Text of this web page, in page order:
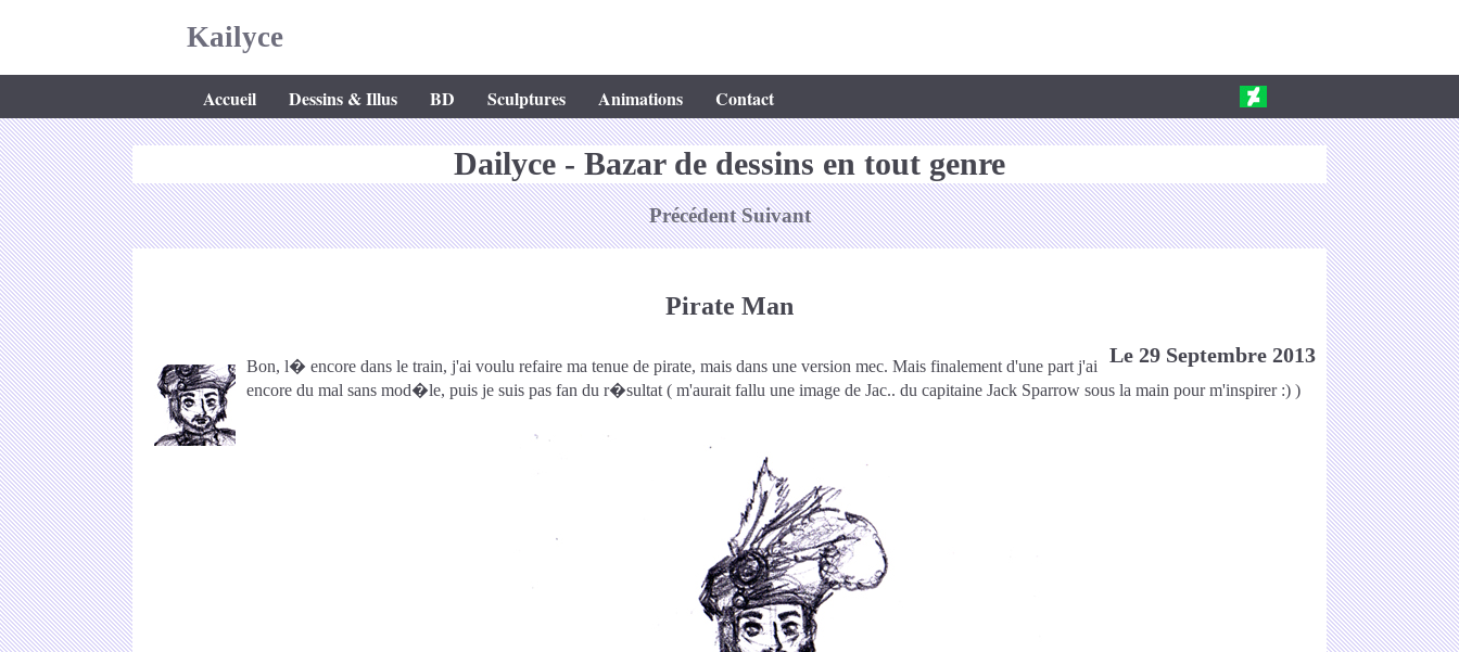
Kailyce
Accueil Dessins & Illus BD Sculptures Animations Contact
Dailyce - Bazar de dessins en tout genre
PrécédentSuivant
Pirate Man
Le 29 Septembre 2013
Bon, l� encore dans le train, j'ai voulu refaire ma tenue de pirate, mais dans une version mec. Mais finalement d'une part j'ai
encore du mal sans mod�le, puis je suis pas fan du r�sultat ( m'aurait fallu une image de Jac.. du capitaine Jack Sparrow sous la main pour m'inspirer :) )